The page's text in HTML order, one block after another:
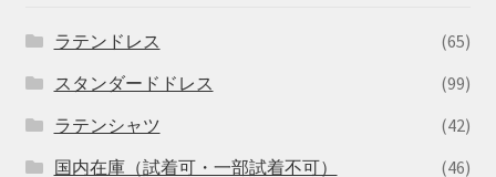
ラテンドレス
(65)
スタンダードドレス
(99)
ラテンシャツ
(42)
国内在庫（試着可・一部試着不可）
(46)